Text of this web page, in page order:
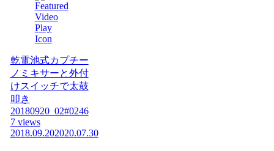
乾電池式カプチー
ノミキサーと外付
けスイッチで太鼓
叩き
20180920_02#0246
7 views
2018.09.202020.07.30